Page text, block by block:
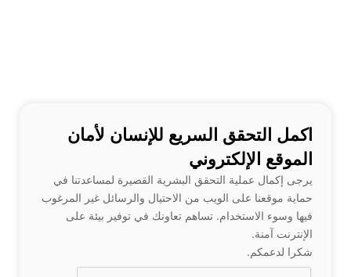
اكمل التحقق السريع للإنسان لأمان
الموقع الإلكتروني
يرجى إكمال عملية التحقق البشرية القصيرة لمساعدتنا في
حماية موقعنا على الويب من الاحتيال والرسائل غير المرغوب
فيها وسوء الاستخدام. تساهم تعاونك في توفير بيئة على
الإنترنت آمنة.
شكرا لدعمكم.